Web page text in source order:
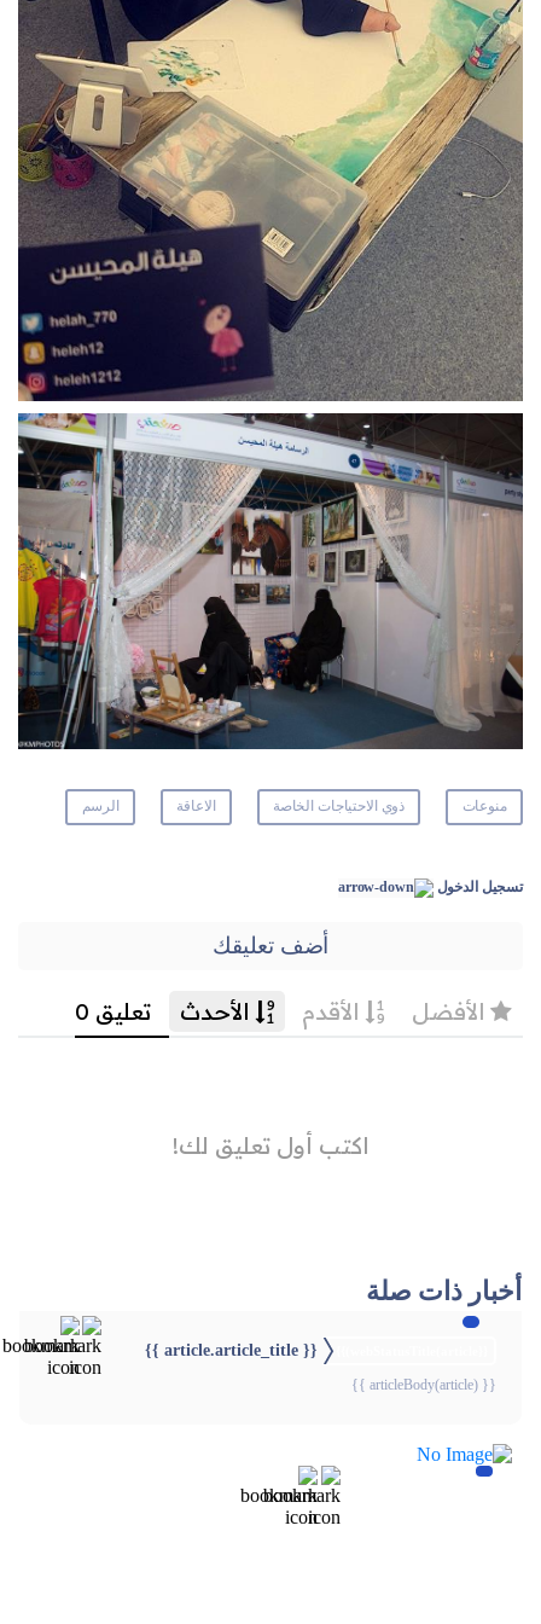
منوعات ذوي الاحتياجات الخاصة الاعاقة الرسم
تسجيل الدخول
أضف تعليقك
أخبار ذات صلة
{{ article.article_title }}
{{ articleBody(article) }}